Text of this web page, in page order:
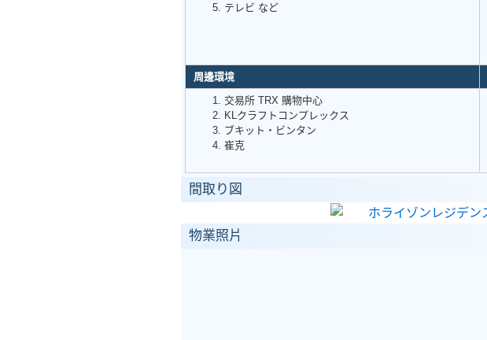
テレビ など
周邊環境
交易所 TRX 購物中心
KLクラフトコンプレックス
ブキット・ビンタン
崔克
間取り図
物業照片